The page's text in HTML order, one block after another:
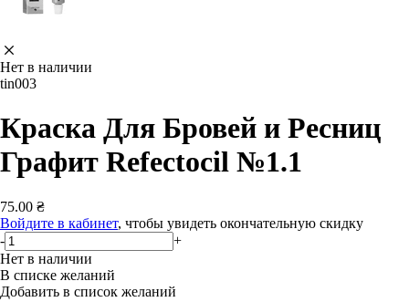
Нет в наличии
tin003
Краска Для Бровей и Ресниц
Графит Refectocil №1.1
75.00 ₴
Войдите в кабинет, чтобы увидеть окончательную скидку
-
+
Нет в наличии
В списке желаний
Добавить в список желаний